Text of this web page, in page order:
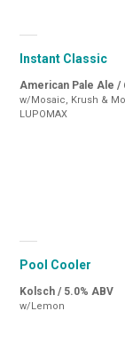
Instant Classic
American Pale Ale /
w/Mosaic, Krush &
LUPOMAX
Pool Cooler
Kolsch / 5.0% ABV
w/Lemon